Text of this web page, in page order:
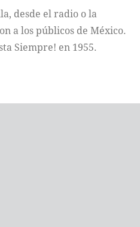
desde el radio o la
a los públicos de México.
Siempre! en 1955.